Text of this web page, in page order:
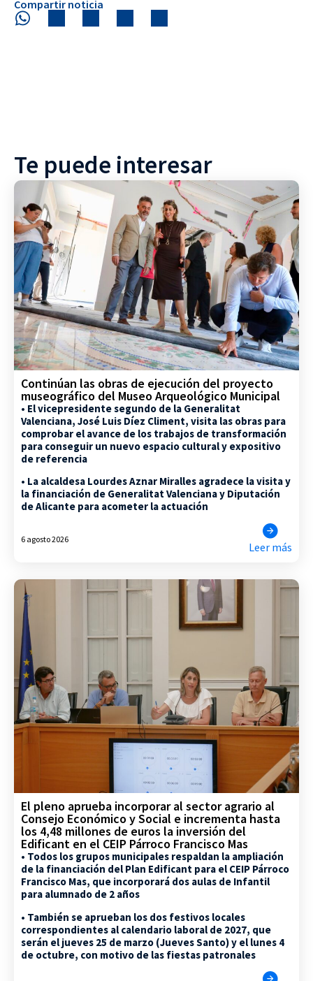
Compartir noticia
Te puede interesar
Continúan las obras de ejecución del proyecto
museográfico del Museo Arqueológico Municipal
• El vicepresidente segundo de la Generalitat
Valenciana, José Luis Díez Climent, visita las obras para
comprobar el avance de los trabajos de transformación
para conseguir un nuevo espacio cultural y expositivo
de referencia
• La alcaldesa Lourdes Aznar Miralles agradece la visita y
la financiación de Generalitat Valenciana y Diputación
de Alicante para acometer la actuación
6 agosto 2026
Leer más
El pleno aprueba incorporar al sector agrario al
Consejo Económico y Social e incrementa hasta
los 4,48 millones de euros la inversión del
Edificant en el CEIP Párroco Francisco Mas
• Todos los grupos municipales respaldan la ampliación
de la financiación del Plan Edificant para el CEIP Párroco
Francisco Mas, que incorporará dos aulas de Infantil
para alumnado de 2 años
• También se aprueban los dos festivos locales
correspondientes al calendario laboral de 2027, que
serán el jueves 25 de marzo (Jueves Santo) y el lunes 4
de octubre, con motivo de las fiestas patronales